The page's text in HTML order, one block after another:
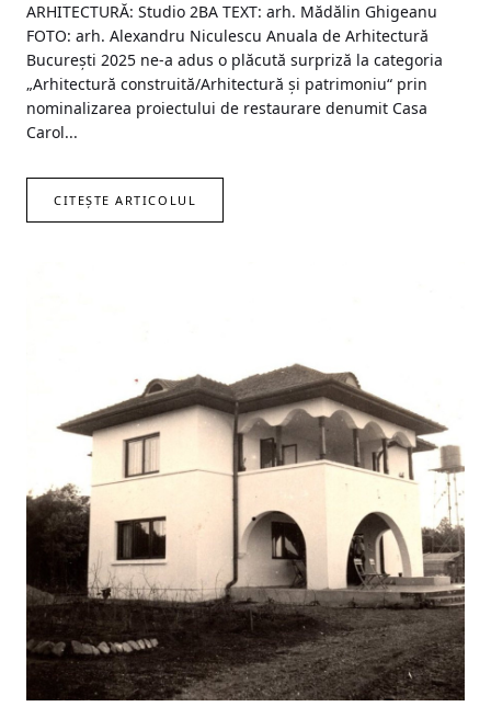
ARHITECTURĂ: Studio 2BA TEXT: arh. Mădălin Ghigeanu
FOTO: arh. Alexandru Niculescu Anuala de Arhitectură
București 2025 ne-a adus o plăcută surpriză la categoria
„Arhitectură construită/Arhitectură și patrimoniu“ prin
nominalizarea proiectului de restaurare denumit Casa
Carol...
CITEȘTE ARTICOLUL